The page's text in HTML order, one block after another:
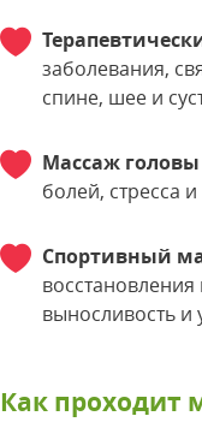
заболевания,
спине, шее и
Массаж
болей, стресса
Спортивный
выносливость и
Как проходит